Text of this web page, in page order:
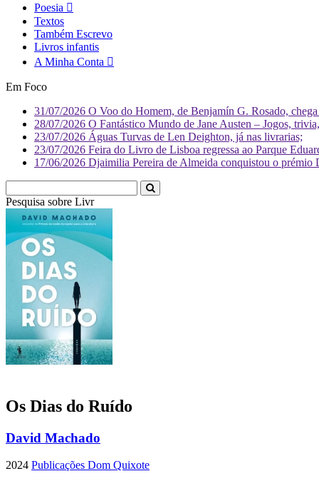
Poesia
Textos
Também Escrevo
Livros infantis
A Minha Conta
Em Foco
31/07/2026 O Voo do Homem, de Benjamín G. Rosado,
28/07/2026 O Fantástico Mundo de Jane Austen – Jogos,
23/07/2026 Águas Turvas de Len Deighton, já nas livrarias;
23/07/2026 Feira do Livro de Lisboa regressa ao Parque
17/06/2026 Djaimilia Pereira de Almeida conquistou o
Pesquisa sobre Literatura
Os Dias do Ruído
David Machado
2024 Publicações Dom Quixote